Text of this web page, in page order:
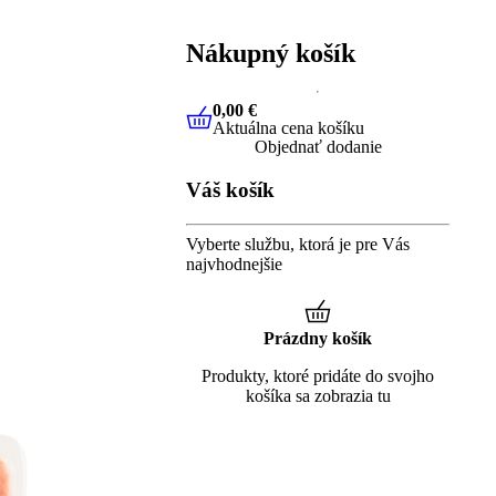
Nákupný košík
0,00 €Aktuálna cena košíku
0,00 €
Aktuálna cena košíku
Objednať dodanie
Váš košík
Vyberte službu, ktorá je pre Vás
najvhodnejšie
Prázdny košík
Produkty, ktoré pridáte do svojho
košíka sa zobrazia tu